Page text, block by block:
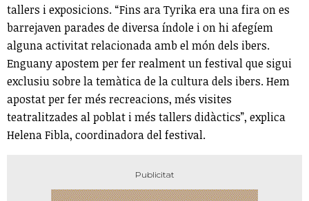
tallers i exposicions. “Fins ara Tyrika era una fira on es
barrejaven parades de diversa índole i on hi afegíem
alguna activitat relacionada amb el món dels ibers.
Enguany apostem per fer realment un festival que sigui
exclusiu sobre la temàtica de la cultura dels ibers. Hem
apostat per fer més recreacions, més visites
teatralitzades al poblat i més tallers didàctics”, explica
Helena Fibla, coordinadora del festival.